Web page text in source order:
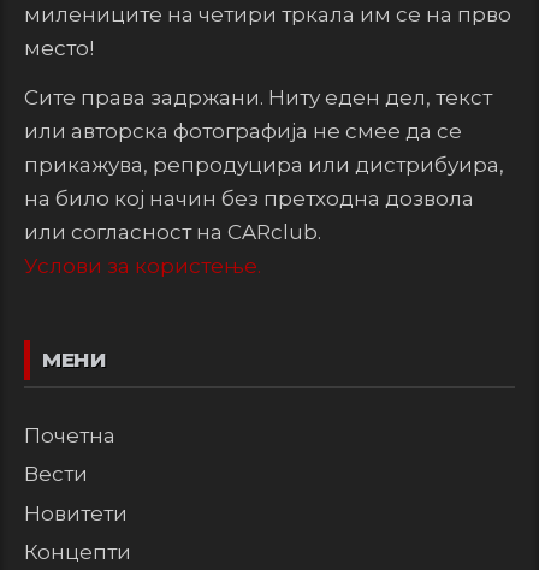
милениците на четири тркала им се на прво
место!
Сите права задржани. Ниту еден дел, текст
или авторска фотографија не смее да се
прикажува, репродуцира или дистрибуира,
на било кој начин без претходна дозвола
или согласност на CARclub.
Услови за користење.
МЕНИ
Почетна
Вести
Новитети
Концепти